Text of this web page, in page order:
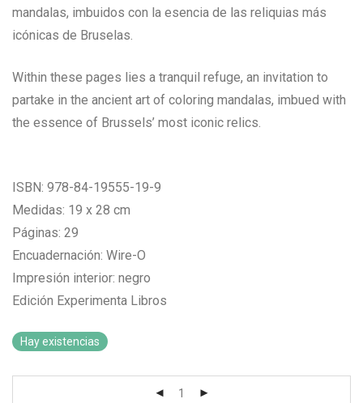
mandalas, imbuidos con la esencia de las reliquias más
icónicas de Bruselas.
Within these pages lies a tranquil refuge, an invitation to
partake in the ancient art of coloring mandalas, imbued with
the essence of Brussels’ most iconic relics.
ISBN: 978-84-19555-19-9
Medidas: 19 x 28 cm
Páginas: 29
Encuadernación: Wire-O
Impresión interior: negro
Edición Experimenta Libros
Hay existencias